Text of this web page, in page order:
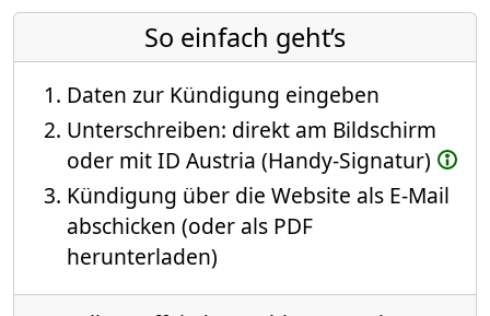
So einfach geht’s
Daten zur Kündigung eingeben
Unterschreiben: direkt am Bildschirm
oder mit ID Austria (Handy-Signatur)
Kündigung über die Website als E-Mail
abschicken (oder als PDF
herunterladen)